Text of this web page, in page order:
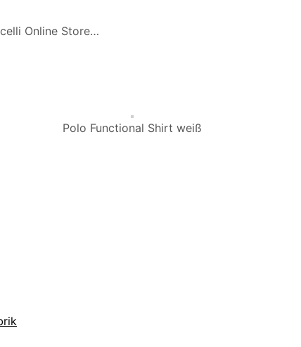
Online Store…
Polo Functional Shirt weiß